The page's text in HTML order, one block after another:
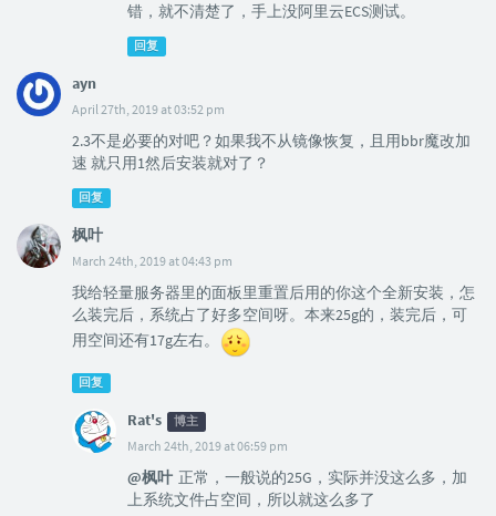
错，就不清楚了，手上没阿里云ECS测试。
回复
ayn
April 27th, 2019 at 03:52 pm
2.3不是必要的对吧？如果我不从镜像恢复，且用bbr魔改加
速 就只用1然后安装就对了？
回复
枫叶
March 24th, 2019 at 04:43 pm
我给轻量服务器里的面板里重置后用的你这个全新安装，怎
么装完后，系统占了好多空间呀。本来25g的，装完后，可
用空间还有17g左右。
回复
Rat's 博主
March 24th, 2019 at 06:59 pm
@枫叶 正常，一般说的25G，实际并没这么多，加
上系统文件占空间，所以就这么多了